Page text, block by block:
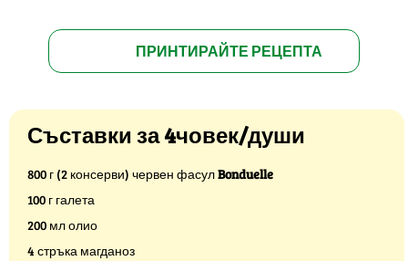
ПРИНТИРАЙТЕ РЕЦЕПТА
Съставки за 4човек/души
800 г (2 консерви) червен фасулBonduelle
100 г галета
200 мл олио
4 стръка магданоз